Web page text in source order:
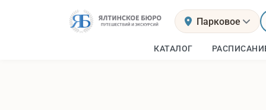
Парковое
КАТАЛОГ